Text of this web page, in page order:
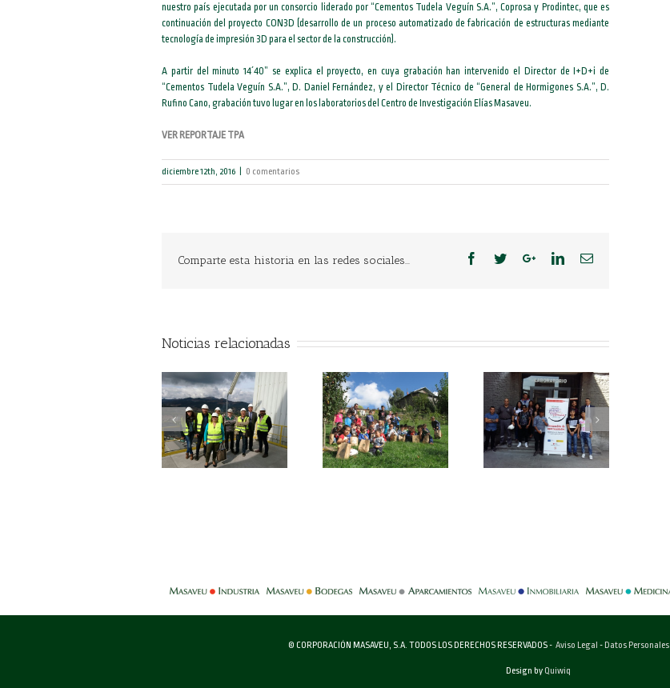
nuestro país ejecutada por un consorcio liderado por “Cementos Tudela Veguín S.A.”, Coprosa y Prodintec, que es
continuación del proyecto CON3D (desarrollo de un proceso automatizado de fabricación de estructuras mediante
tecnología de impresión 3D para el sector de la construcción).
A partir del minuto 14´40” se explica el proyecto, en cuya grabación han intervenido el Director de I+D+i de
“Cementos Tudela Veguín S.A.”, D. Daniel Fernández, y el Director Técnico de “General de Hormigones S.A.”, D.
Rufino Cano, grabación tuvo lugar en los laboratorios del Centro de Investigación Elías Masaveu.
VER REPORTAJE TPA
diciembre 12th, 2016 0 comentarios
Comparte esta historia en las redes sociales...
Noticias relacionadas
© CORPORACIÓN MASAVEU, S.A. TODOS LOS DERECHOS RESERVADOS - Aviso Legal - Datos Personales
Design by Quiwiq